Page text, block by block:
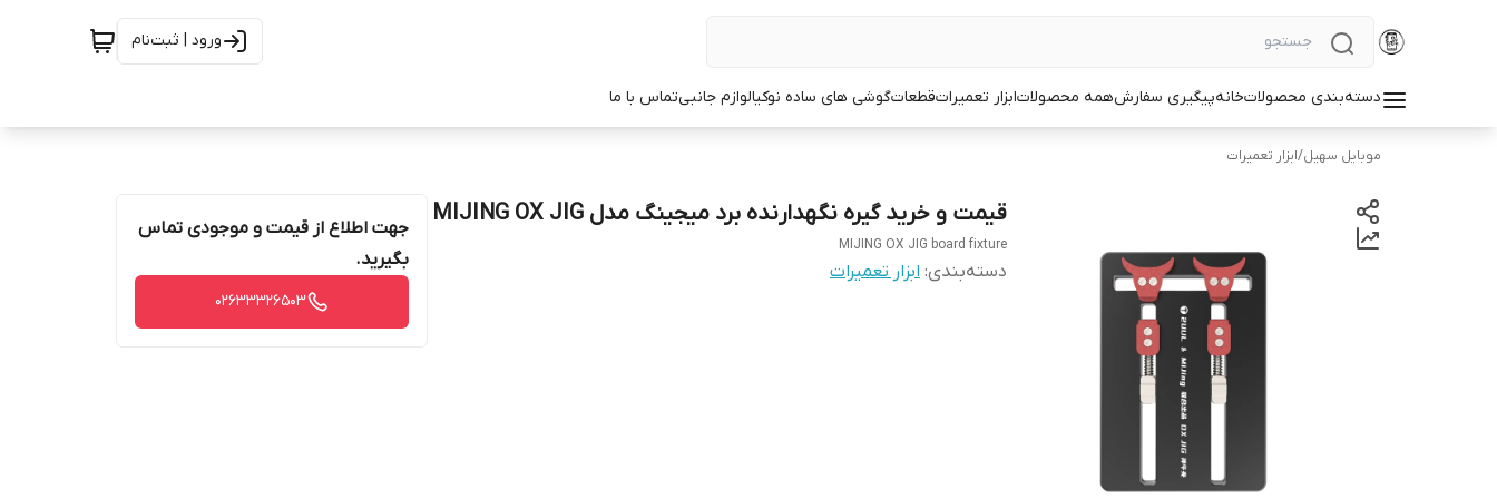
ورود | ثبت‌نام
دسته‌بندی محصولاتخانهپیگیری سفارشهمه محصولاتابزار تعمیراتقطعاتگوشی های ساده نوکیالوازم جانبیتماس با ما
موبایل سهیل/ابزار تعمیرات
قیمت و خرید گیره نگهدارنده برد میجینگ مدل MIJING OX JIG
MIJING OX JIG board fixture
دسته‌بندی: ابزار تعمیرات
جهت اطلاع از قیمت و موجودی تماس
بگیرید.
02633326503